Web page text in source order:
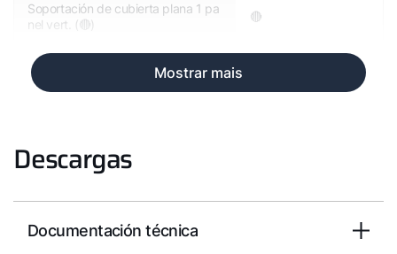
Soportación de cubierta plana 1 pa
nel vert. (🔴)
🔴
Mostrar mais
Descargas
Documentación técnica